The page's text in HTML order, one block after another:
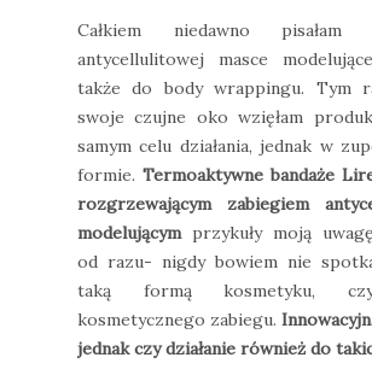
Całkiem niedawno
antycellulitowej masce
także do body wrappingu. Tym
swoje czujne oko wzięłam
samym celu działania, jednak w
formie. Termoaktywne bandaże
rozgrzewającym zabiegiem
modelującymprzykuły moją
od razu- nigdy bowiem nie
taką formą kosmetyku,
kosmetycznego zabiegu.
jednak czy działanie również do